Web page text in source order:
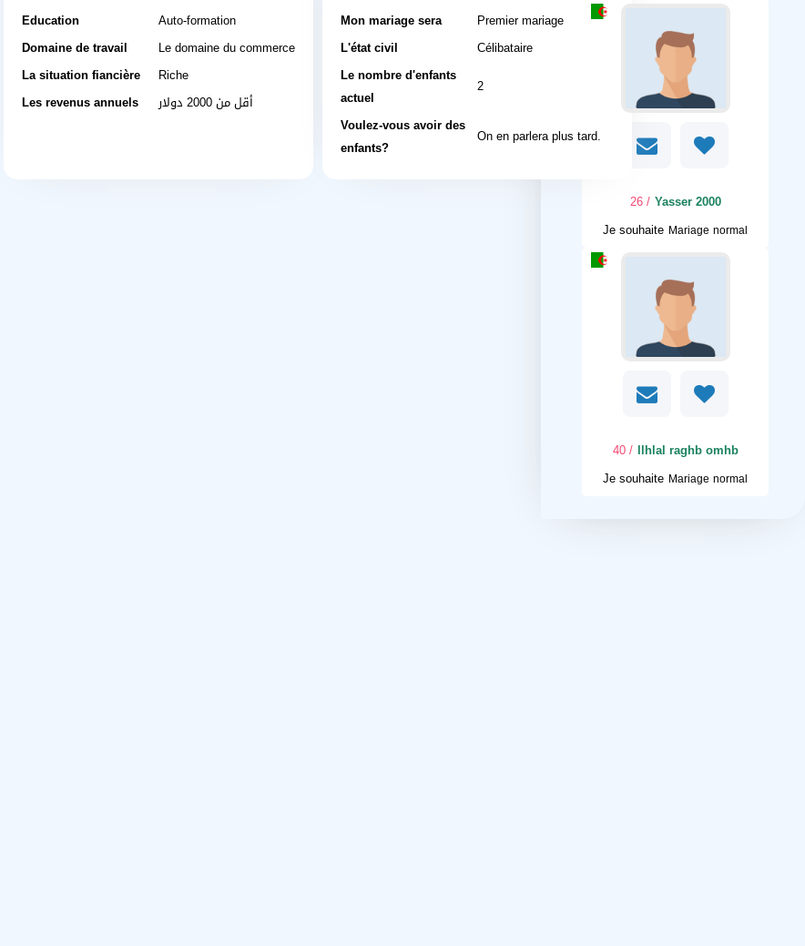
Education
Auto-formation
Domaine de travail
Le domaine du commerce
La situation fiancière
Riche
Les revenus annuels
أقل من 2000 دولار
Mon mariage sera
Premier mariage
L'état civil
Célibataire
Le nombre d'enfants
actuel
2
Voulez-vous avoir des
enfants?
On en parlera plus tard.
Yasser 2000
/ 26
Je souhaite Mariage normal
llhlal raghb omhb
/ 40
Je souhaite Mariage normal